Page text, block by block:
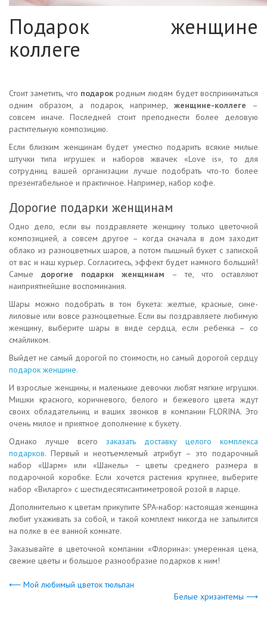
Подарок женщине
коллеге
Стоит заметить, что подарокродным людям будет восприниматься
одним образом, а подарок, например, женщине-коллеге –
совсем иначе. Последней стоит преподнести более деловую
растительную композицию.
Если близким женщинам будет уместно подарить всякие милые
штучки типа игрушек и наборов жвачек «Love is», то для
сотрудниц вашей организации лучше подобрать что-то более
презентабельное и практичное. Например, набор кофе.
Дорогие подарки женщинам
Одно дело, если вы поздравляете женщину только цветочной
композицией, а совсем другое – когда сначала в дом заходит
облако из разноцветных шаров, а потом пышный букет с запиской
от вас и наш курьер. Согласитесь, эффект будет намного больший!
Самые дорогие подарки женщинам – те, что оставляют
наиприятнейшие воспоминания.
Шары можно подобрать в тон букета: желтые, красные, сине-
лиловые или вовсе разноцветные. Если вы поздравляете любимую
женщину, выберите шары в виде сердца, если ребенка – со
смайликом.
Выйдет не самый дорогой по стоимости, но самый дорогой сердцу
подарок женщине.
И взрослые женщины, и маленькие девочки любят мягкие игрушки.
Мишки красного, коричневого, белого и бежевого цвета ждут
своих обладательниц и ваших звонков в компании FLORINA. Это
очень милое и приятное дополнение к букету.
Однако лучше всего заказать доставку целого комплекса
подарков. Первый и неотъемлемый атрибут – это подарочный
набор «Шарм» или «Шанель» − цветы среднего размера в
подарочной коробке. Если хочется растения крупнее, выберите
набор «Виларго» с шестидесятисантиметровой розой в ларце.
Дополнительно к цветам прикупите SPA-набор: настоящая женщина
любит ухаживать за собой, и такой комплект никогда не запылится
на полке в ее ванной комнате.
Заказывайте в цветочной компании «Флорина»: умеренная цена,
свежие цветы и большое разнообразие подарков к ним!
⟵ Мой любимый цветок тюльпан
Белые хризантемы ⟶